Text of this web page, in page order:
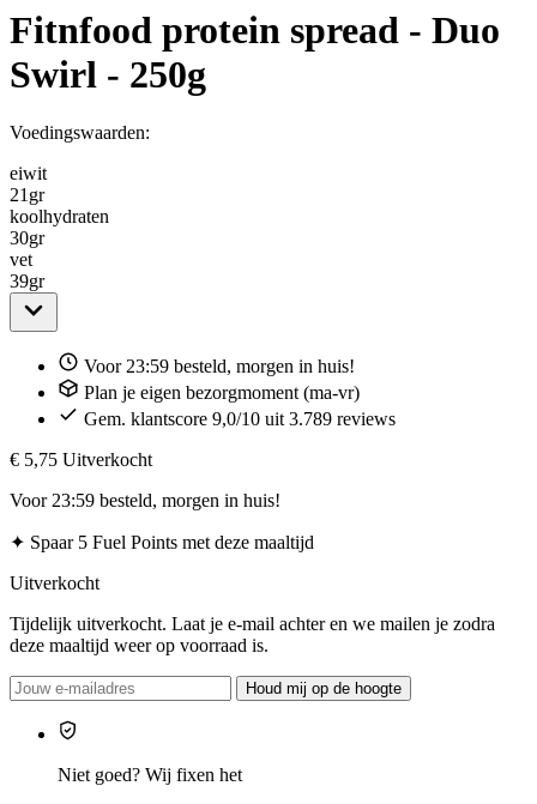
Fitnfood protein spread - Duo
Swirl - 250g
Voedingswaarden:
eiwit
21 gr
koolhydraten
30gr
vet
39gr
Voor 23:59 besteld, morgen in huis!
Plan je eigen bezorgmoment (ma-vr)
Gem. klantscore 9,0/10 uit 3.789 reviews
€ 5,75 Uitverkocht
Voor 23:59 besteld, morgen in huis!
✦ Spaar 5 Fuel Points met deze maaltijd
Uitverkocht
Tijdelijk uitverkocht. Laat je e-mail achter en we mailen je zodra
deze maaltijd weer op voorraad is.
Houd mij op de hoogte
Niet goed? Wij fixen het